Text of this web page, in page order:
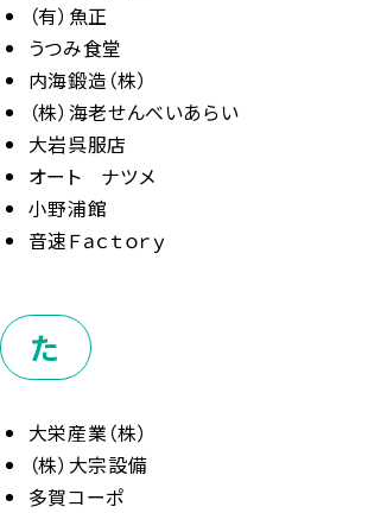
（有）魚正
うつみ食堂
内海鍛造（株）
（株）海老せんべいあらい
大岩呉服店
オート ナツメ
小野浦館
音速Ｆａｃｔｏｒｙ
た
大栄産業（株）
（株）大宗設備
多賀コーポ